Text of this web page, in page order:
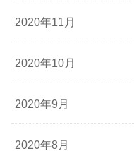
2020年11月
2020年10月
2020年9月
2020年8月